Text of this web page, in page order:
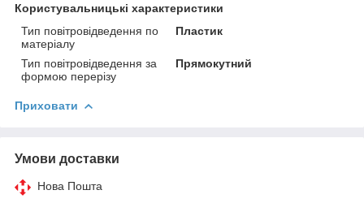
Користувальницькі характеристики
Тип повітровідведення по
матеріалу
Пластик
Тип повітровідведення за
формою перерізу
Прямокутний
Приховати
Умови доставки
Нова Пошта